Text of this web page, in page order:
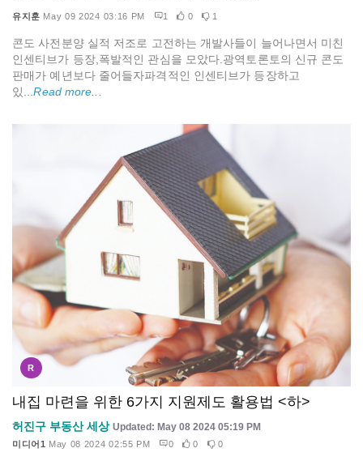
유지훈 May 09 2024 03:16 PM 1 0 1
콘도 사전분양 실적 저조로 고전하는 개발사들이 늘어나면서 미친
인센티브가 등장,폭발적인 관심을 모았다.광역토론토의 신규 콘도
판매가 예년보다 줄어들자파격적인 인센티브가 등장하고
있...Read more...
R
내집 마련을 위한 6가지 지원제도 활용법 <하>
허진구 부동산 세상 Updated: May 08 2024 05:19 PM
미디어1 May 08 2024 02:55 PM 0 0 0